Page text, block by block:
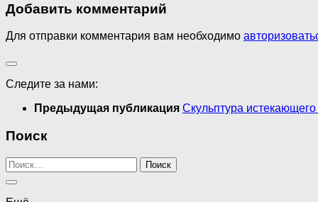
Добавить комментарий
Для отправки комментария вам необходимо
Следите за нами:
Предыдущая публикация Скульптура
Поиск
Найти: